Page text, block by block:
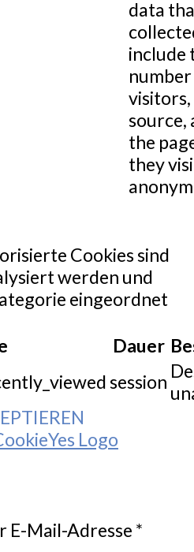
data
include
source,
the
they
Cookies sind
werden und
eingeordnet
Dauer
session
E-Mail-Adresse *